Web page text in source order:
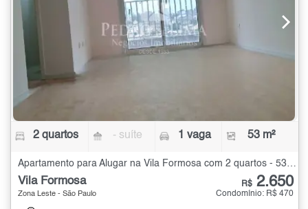
2 quartos - suíte 1 vaga 53 m²
Apartamento para Alugar na Vila Formosa com 2 quartos - 53 m²
Vila Formosa
Zona Leste - São Paulo
R$ 2.650
Condomínio: R$ 470